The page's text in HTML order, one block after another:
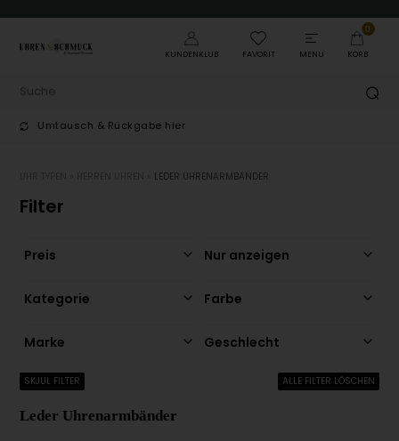
KUNDENKLUB FAVORIT MENU
0
KORB
Umtausch & Rückgabe hier
LEDER UHRENARMBÄNDER
Filter
Preis Nur anzeigen
Kategorie Farbe
Marke Geschlecht
SKJUL FILTER ALLE FILTER LÖSCHEN
Leder Uhrenarmbänder